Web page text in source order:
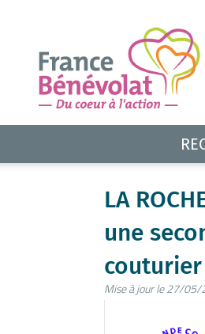
LA
une
couturier
Mise à jour le 27/